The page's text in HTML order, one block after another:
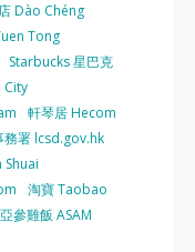
Dào Chéng
Tong
Starbucks 星巴克
City
軒琴居 Hecom
務署 lcsd.gov.hk
Shuai
淘寶 Taobao
亞參雞飯 ASAM